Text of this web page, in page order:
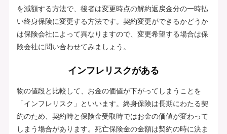
を減額する方法で、後者は変更時点の解約返戻金分の一時払
い終身保険に変更する方法です。契約変更ができるかどうか
は保険会社によって異なりますので、変更希望する場合は保
険会社に問い合わせてみましょう。
インフレリスクがある
物の値段と比較して、お金の価値が下がってしまうことを
「インフレリスク」といいます。終身保険は長期にわたる契
約のため、契約時と保険金受取時ではお金の価値が変わって
しまう場合があります。死亡保険金の金額は契約の時に決ま